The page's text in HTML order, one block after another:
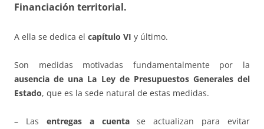
Financiación territorial.
A ella se dedica el capítulo VI y último.
Son medidas motivadas fundamentalmente por la
ausencia de una La Ley de Presupuestos Generales del
Estado, que es la sede natural de estas medidas.
– Las entregas a cuentase actualizan para evitar